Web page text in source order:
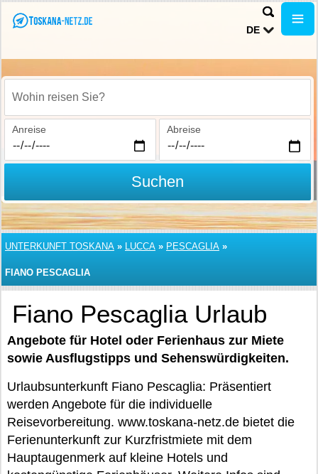
DE
Wohin reisen Sie?
Anreise Abreise
Suchen
UNTERKUNFT TOSKANA » LUCCA » PESCAGLIA »
FIANO PESCAGLIA
Fiano Pescaglia Urlaub
Angebote für Hotel oder Ferienhaus zur Miete
sowie Ausflugstipps und Sehenswürdigkeiten.
Urlaubsunterkunft Fiano Pescaglia: Präsentiert
werden Angebote für die individuelle
Reisevorbereitung. www.toskana-netz.de bietet die
Ferienunterkunft zur Kurzfristmiete mit dem
Hauptaugenmerk auf kleine Hotels und